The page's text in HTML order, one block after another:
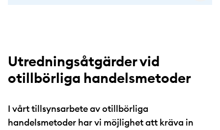
Utredningsåtgärder vid
otillbörliga handelsmetoder
I vårt tillsynsarbete av otillbörliga
handelsmetoder har vi möjlighet att kräva in